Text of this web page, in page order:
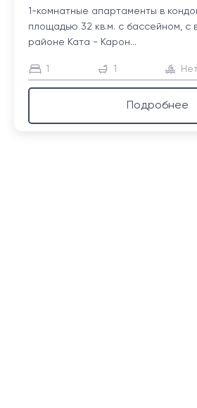
1-комнатные апартаменты в
площадью 32 кв.м. с бассейном, с
районе Ката - Карон...
1 1
Подробнее